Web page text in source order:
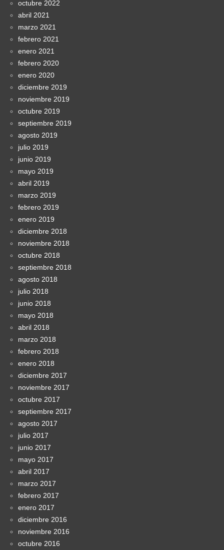
octubre 2022
abril 2021
marzo 2021
febrero 2021
enero 2021
febrero 2020
enero 2020
diciembre 2019
noviembre 2019
octubre 2019
septiembre 2019
agosto 2019
julio 2019
junio 2019
mayo 2019
abril 2019
marzo 2019
febrero 2019
enero 2019
diciembre 2018
noviembre 2018
octubre 2018
septiembre 2018
agosto 2018
julio 2018
junio 2018
mayo 2018
abril 2018
marzo 2018
febrero 2018
enero 2018
diciembre 2017
noviembre 2017
octubre 2017
septiembre 2017
agosto 2017
julio 2017
junio 2017
mayo 2017
abril 2017
marzo 2017
febrero 2017
enero 2017
diciembre 2016
noviembre 2016
octubre 2016